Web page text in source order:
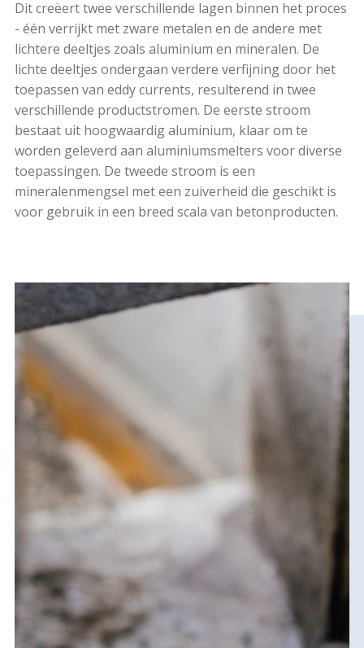
Dit creëert twee verschillende lagen binnen het proces
- één verrijkt met zware metalen en de andere met
lichtere deeltjes zoals aluminium en mineralen. De
lichte deeltjes ondergaan verdere verfijning door het
toepassen van eddy currents, resulterend in twee
verschillende productstromen. De eerste stroom
bestaat uit hoogwaardig aluminium, klaar om te
worden geleverd aan aluminiumsmelters voor diverse
toepassingen. De tweede stroom is een
mineralenmengsel met een zuiverheid die geschikt is
voor gebruik in een breed scala van betonproducten.